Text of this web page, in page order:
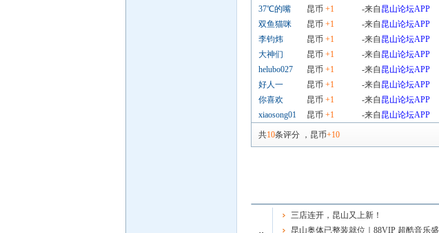
37℃的嘴
昆币 +1 -来自 昆山论坛APP
双鱼猫咪
昆币 +1 -来自 昆山论坛APP
李钧炜
昆币 +1 -来自 昆山论坛APP
大神们
昆币 +1 -来自 昆山论坛APP
helubo027
昆币 +1 -来自 昆山论坛APP
好人一
昆币 +1 -来自 昆山论坛APP
你喜欢
昆币 +1 -来自 昆山论坛APP
xiaosong01
昆币 +1 -来自 昆山论坛APP
共10条评分 ， 昆币+10
三店连开，昆山又上新！
昆山奥体已整装就位｜88VIP 超酷音乐盛